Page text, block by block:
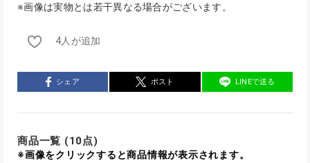
※画像は実物とは若干異なる場合がございます。
4人が追加
シェア ポスト LINEで送る
商品一覧 (10点)
※画像をクリックすると商品情報が表示されます。